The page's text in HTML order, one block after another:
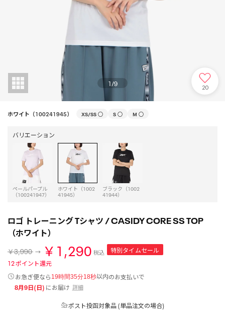
1/9 20
ホワイト（100241945） XS/SS ○ S ○ M ○
バリエーション
ペールパープル
（100241947）
ホワイト（1002
41945）
ブラック（1002
41944）
ロゴ トレーニング Tシャツ / CASIDY CORE SS TOP
（ホワイト）
￥3,990 ￥1,290 税込
特別タイムセール
12ポイント還元
お急ぎ便なら 19時間35分17秒以内のお支払いで
8月9日(日) にお届け 詳細
ポスト投函対象品 (単品注文の場合)